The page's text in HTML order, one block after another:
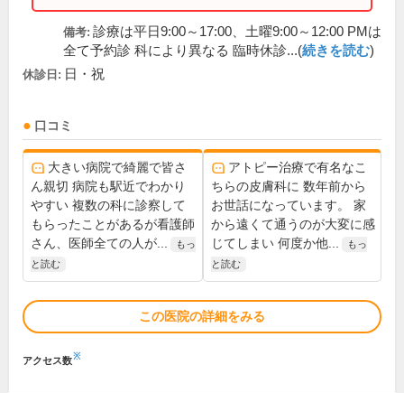
備考: 診療は平日9:00～17:00、土曜9:00～12:00 PMは
全て予約診 科により異なる 臨時休診...(続きを読む)
休診日: 日・祝
口コミ
大きい病院で綺麗で皆さ
ん親切 病院も駅近でわかり
やすい 複数の科に診察して
もらったことがあるが看護師
さん、医師全ての人が...
もっ
と読む
アトピー治療で有名なこ
ちらの皮膚科に 数年前から
お世話になっています。 家
から遠くて通うのが大変に感
じてしまい 何度か他...
もっ
と読む
この医院の詳細をみる
アクセス数※